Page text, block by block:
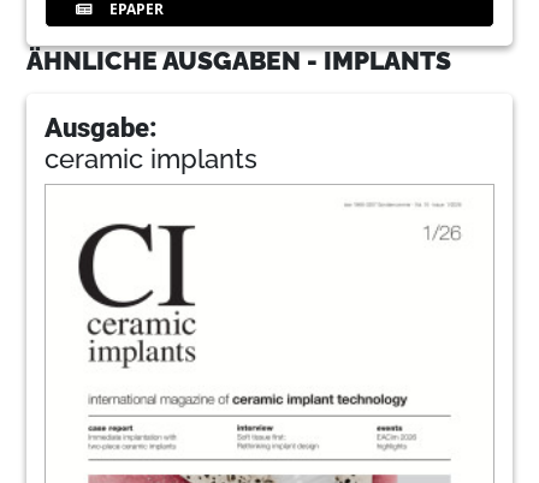
EPAPER
ÄHNLICHE AUSGABEN - IMPLANTS
Ausgabe:
ceramic implants